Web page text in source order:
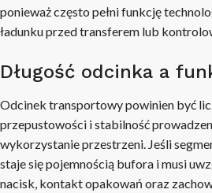
ponieważ często pełni funkcję
ładunku przed transferem lub
Długość odcinka a
Odcinek transportowy powinien być
przepustowości i stabilność
wykorzystanie przestrzeni. Jeśli
staje się pojemnością bufora i musi
nacisk, kontakt opakowań oraz